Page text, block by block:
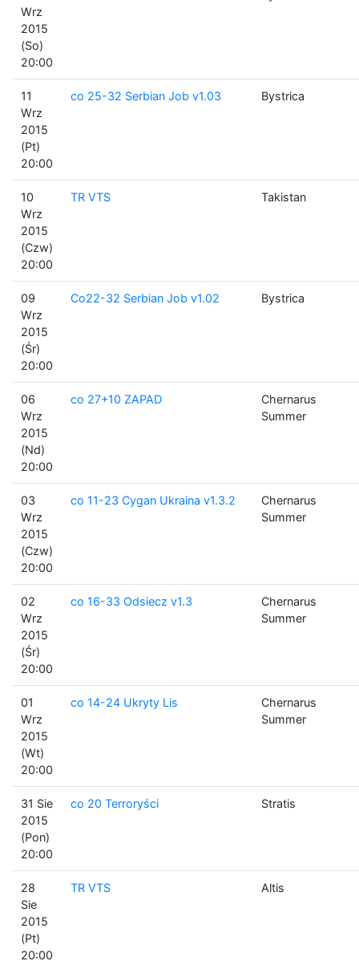
Wrz
2015
(So)
20:00
11
Wrz
2015
(Pt)
20:00
co 25-32 Serbian Job v1.03 Bystrica
10
Wrz
2015
(Czw)
20:00
TR VTS Takistan
09
Wrz
2015
(Śr)
20:00
Co22-32 Serbian Job v1.02 Bystrica
06
Wrz
2015
(Nd)
20:00
co 27+10 ZAPAD
Chernarus
Summer
03
Wrz
2015
(Czw)
20:00
co 11-23 Cygan Ukraina v1.3.2
Chernarus
Summer
02
Wrz
2015
(Śr)
20:00
co 16-33 Odsiecz v1.3
Chernarus
Summer
01
Wrz
2015
(Wt)
20:00
co 14-24 Ukryty Lis
Chernarus
Summer
31 Sie
2015
(Pon)
20:00
co 20 Terroryści Stratis
28
Sie
2015
(Pt)
20:00
TR VTS Altis